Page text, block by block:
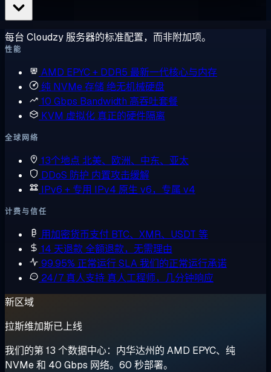
每台 Cloudzy 服务器的标准配置，而非附加项。
性能
AMD EPYC + DDR5 最新一代核心与内存
纯 NVMe 存储绝无机械硬盘
10 Gbps Bandwidth 高吞吐套餐
KVM 虚拟化 真正的硬件隔离
全球网络
13个地点 北美、欧洲、中东、亚太
DDoS 防护 内置攻击缓解
IPv6 + 专用 IPv4 原生 v6，专属 v4
计费与信任
用加密货币支付 BTC、XMR、USDT 等
14 天退款全额退款，无需理由
99.95% 正常运行 SLA我们的正常运行承诺
24/7 真人支持 真人工程师，几分钟响应
新区域
拉斯维加斯已上线
我们的第 13 个数据中心：内华达州的 AMD EPYC、纯
NVMe 和 40 Gbps 网络。60 秒部署。